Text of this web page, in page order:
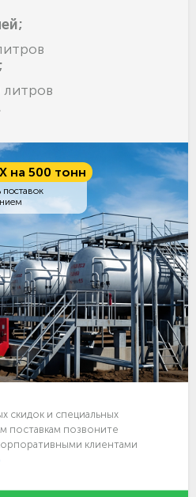
литров
на 500 тонн
скидок и специальных
поставкам позвоните
клиентами